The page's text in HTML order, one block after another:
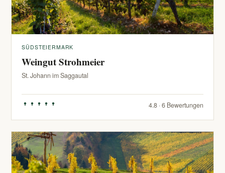
SÜDSTEIERMARK
Weingut Strohmeier
St. Johann im Saggautal
4.8 · 6 Bewertungen